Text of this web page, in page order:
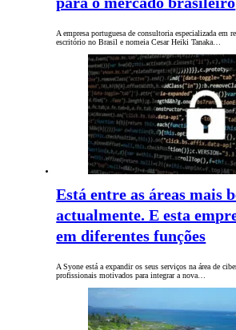
A empresa portuguesa de consultoria especializada em
escritório no Brasil e nomeia Cesar Heiki Tanaka…
Está entre as áreas mais
actualmente. E esta
em diferentes funções
A Syone está a expandir os seus serviços na área de
profissionais motivados para integrar a nova…